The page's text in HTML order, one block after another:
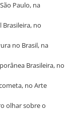
Paulo, na
Brasileira, no
no Brasil, na
Brasileira, no
no Arte
olhar sobre o